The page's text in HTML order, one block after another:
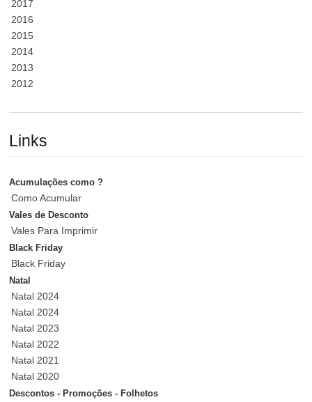
2017
2016
2015
2014
2013
2012
Links
Acumulações como ?
Como Acumular
Vales de Desconto
Vales Para Imprimir
Black Friday
Black Friday
Natal
Natal 2024
Natal 2024
Natal 2023
Natal 2022
Natal 2021
Natal 2020
Descontos - Promoções - Folhetos